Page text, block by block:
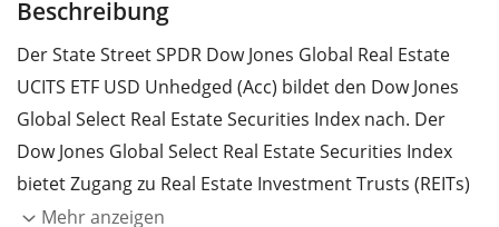
Beschreibung
Der State Street SPDR Dow Jones Global Real Estate
UCITS ETF USD Unhedged (Acc) bildet den Dow Jones
Global Select Real Estate Securities Index nach. Der
Dow Jones Global Select Real Estate Securities Index
bietet Zugang zu Real Estate Investment Trusts (REITs)
und Real Estate Operating Companies (REOCs)
Mehr anzeigen